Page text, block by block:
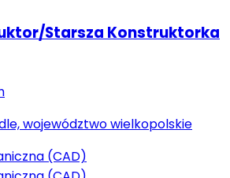
Starsza Konstruktorka
województwo wielkopolskie
(CAD)